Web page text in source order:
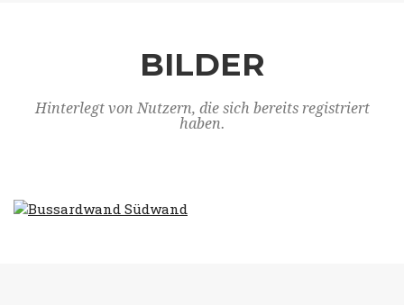
BILDER
Hinterlegt von Nutzern, die sich bereits registriert
haben.